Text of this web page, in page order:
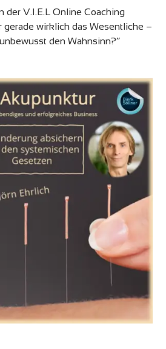
der V.I.E.L Online Coaching
gerade wirklich das Wesentliche –
den Wahnsinn?“